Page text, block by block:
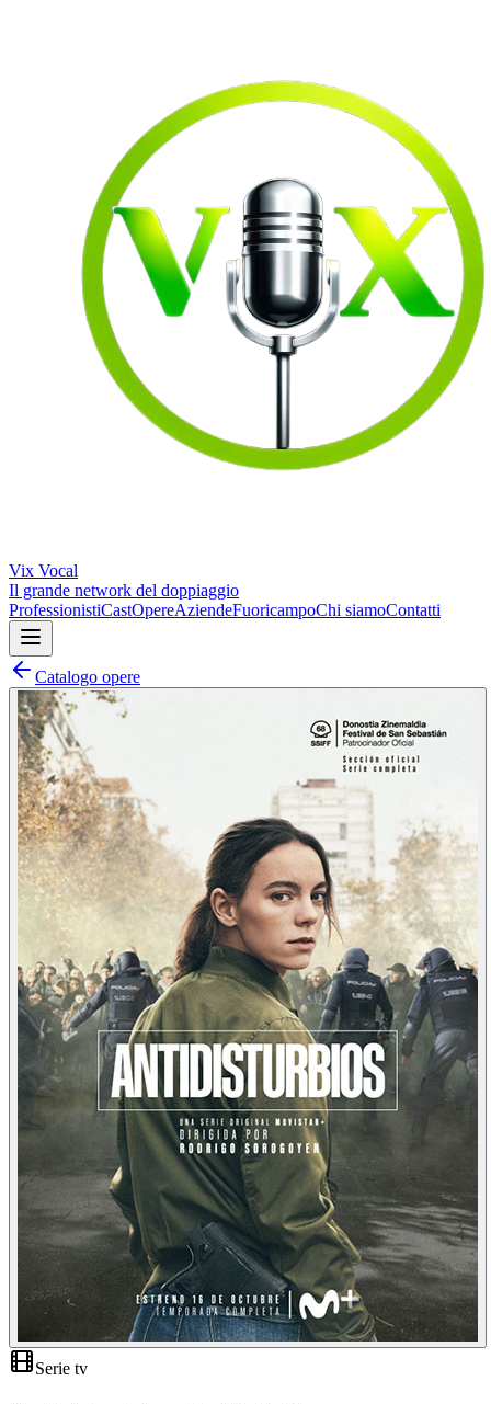
Vix Vocal
Il grande network del doppiaggio
ProfessionistiCastOpereAziendeFuoricampoChi siamoContatti
Catalogo opere
Serie tv